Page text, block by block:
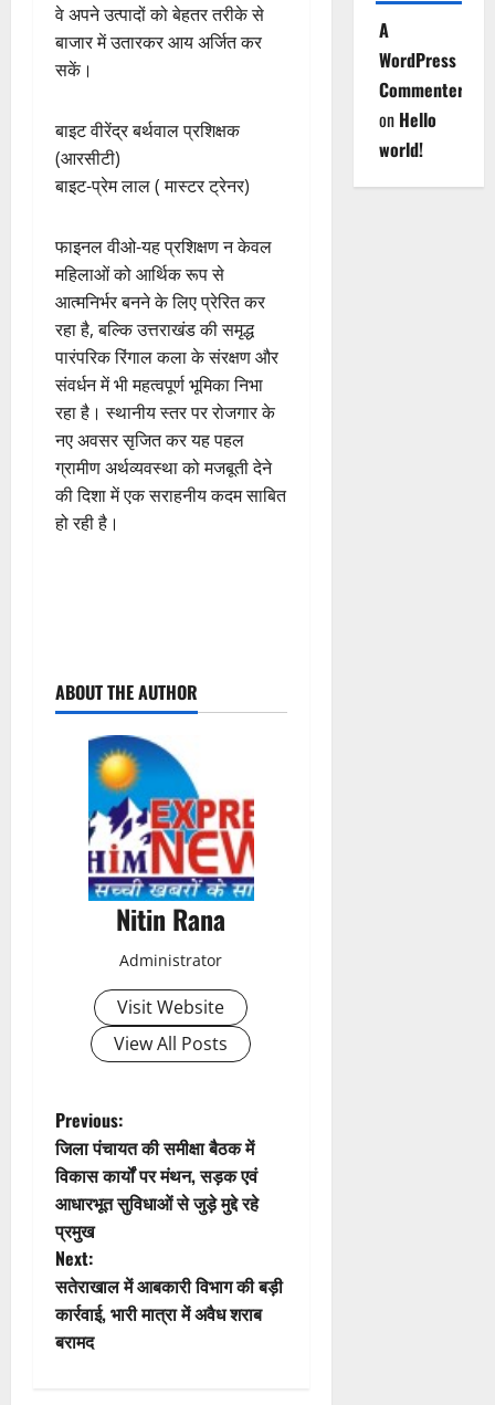
वे अपने उत्पादों को बेहतर तरीके से
बाजार में उतारकर आय अर्जित कर
सकें।
बाइट वीरेंद्र बर्थवाल प्रशिक्षक
(आरसीटी)
बाइट-प्रेम लाल ( मास्टर ट्रेनर)
फाइनल वीओ-यह प्रशिक्षण न केवल
महिलाओं को आर्थिक रूप से
आत्मनिर्भर बनने के लिए प्रेरित कर
रहा है, बल्कि उत्तराखंड की समृद्ध
पारंपरिक रिंगाल कला के संरक्षण और
संवर्धन में भी महत्वपूर्ण भूमिका निभा
रहा है। स्थानीय स्तर पर रोजगार के
नए अवसर सृजित कर यह पहल
ग्रामीण अर्थव्यवस्था को मजबूती देने
की दिशा में एक सराहनीय कदम साबित
हो रही है।
o
t
i
o
n
ABOUT THE AUTHOR
Nitin Rana
Administrator
Visit Website
View All Posts
P
o
s
t
n
a
Previous:
जिला पंचायत की समीक्षा बैठक में
विकास कार्यों पर मंथन, सड़क एवं
आधारभूत सुविधाओं से जुड़े मुद्दे रहे
प्रमुख
Next:
सतेराखाल में आबकारी विभाग की बड़ी
कार्रवाई, भारी मात्रा में अवैध शराब
बरामद
A
WordPress
Commenter
on Hello
world!